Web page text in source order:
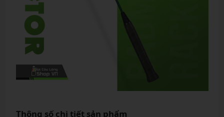
Thông số chi tiết sản phẩm